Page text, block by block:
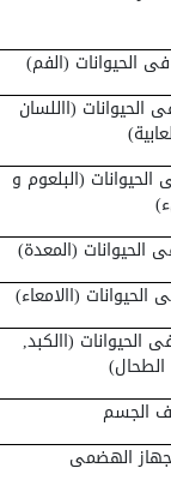
الحيوانات (الفم)
(االلسان
(البلعوم و
(المعدة)
(االامعاء)
(االكبد,
الطحال)
الجسم
الهضمى